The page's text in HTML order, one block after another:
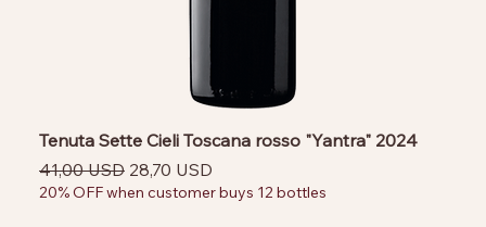
Tenuta Sette Cieli Toscana rosso "Yantra" 2024
Prezzo regolare
41,00 USD Prezzo scontato
28,70 USD
20% OFF when customer buys 12 bottles